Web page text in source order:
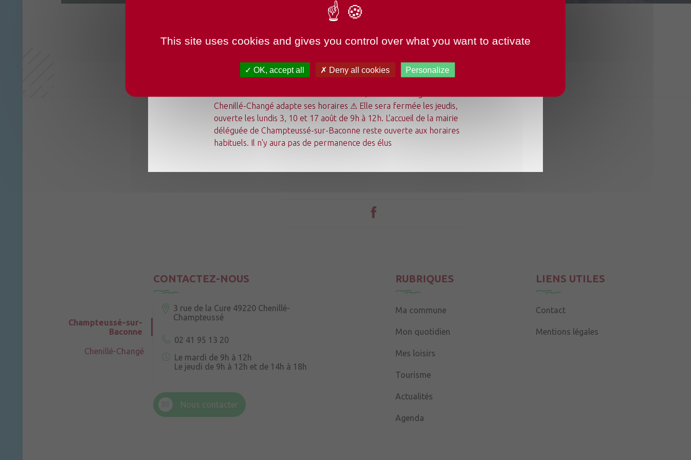
Ma commune
Mon quotidien
Mes loisirs
Tourisme
CONTACTEZ-NOUS
Champteussé-sur-
Baconne
Chenillé-Changé
3 rue de la Cure 49220 Chenillé-
Champteussé
02 41 95 13 20
Le mardi de 9h à 12h
Le jeudi de 9h à 12h et de 14h à 18h
Nous contacter
RUBRIQUES
Ma commune
Mon quotidien
Mes loisirs
Tourisme
Actualités
Agenda
LIENS UTILES
Contact
Mentions légales
OUVERTURE MAIRIE
Chenillé-Changé adapte ses horaires ⚠ Elle sera fermée les jeudis,
ouverte les lundis 3, 10 et 17 août de 9h à 12h. L'accueil de la mairie
déléguée de Champteussé-sur-Baconne reste ouverte aux horaires
habituels. Il n'y aura pas de permanence des élus
This site uses cookies and gives you control over what you want to activate
OK, accept all Deny all cookies Personalize